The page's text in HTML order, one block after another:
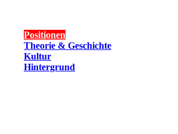
Positionen
Theorie & Geschichte
Kultur
Hintergrund